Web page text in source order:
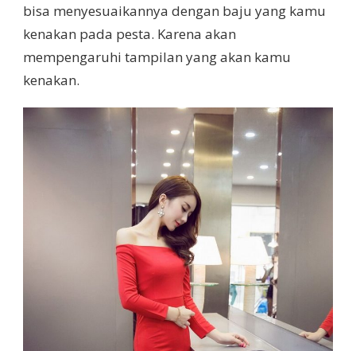
bisa menyesuaikannya dengan baju yang kamu
kenakan pada pesta. Karena akan
mempengaruhi tampilan yang akan kamu
kenakan.